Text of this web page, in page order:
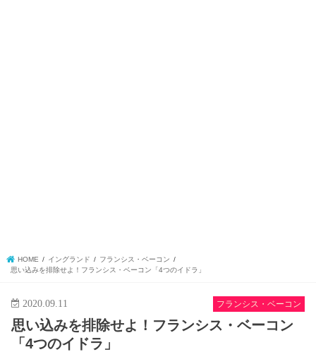
HOME イングランド
フランシス・ベーコン
思い込みを排除せよ！フランシス・ベーコン「4つのイドラ」
フランシス・ベーコン
2020.09.11
思い込みを排除せよ！フランシス・ベーコン
「4つのイドラ」